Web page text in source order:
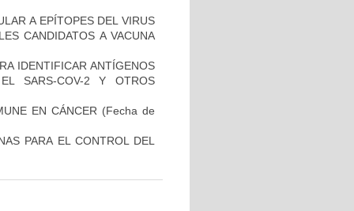
A EPÍTOPES DEL VIRUS
CANDIDATOS A VACUNA
IDENTIFICAR ANTÍGENOS
SARS-COV-2 Y OTROS
EN CÁNCER (Fecha de
PARA EL CONTROL DEL